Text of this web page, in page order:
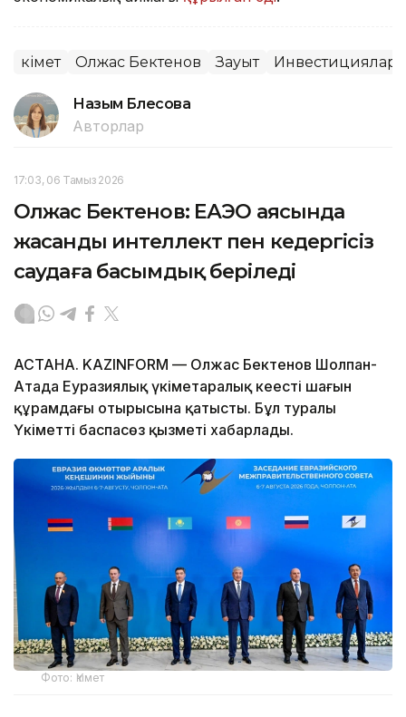
Үкімет Олжас Бектенов Зауыт Инвестициялар
Назым Бөлесова
Авторлар
17:03, 06 Тамыз 2026
Олжас Бектенов: ЕАЭО аясында
жасанды интеллект пен кедергісіз
саудаға басымдық беріледі
АСТАНА. KAZINFORM — Олжас Бектенов Шолпан-
Атада Еуразиялық үкіметаралық кеңестің шағын
құрамдағы отырысына қатысты. Бұл туралы
Үкіметтің баспасөз қызметі хабарлады.
Фото: Үкімет